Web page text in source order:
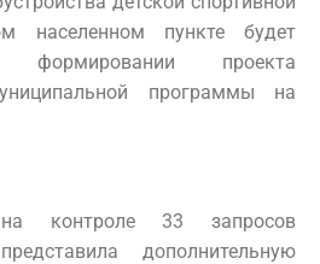
населенном пункте будет
формировании проекта
программы на
контроле 33 запросов
дополнительную